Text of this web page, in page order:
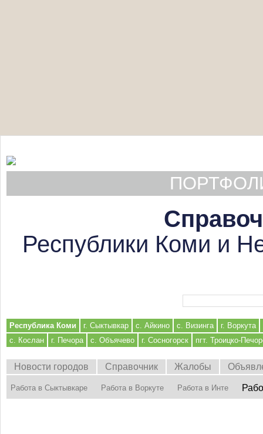
Республики Коми и
Республика Коми г. Сыктывкар с. Айкино с. Визинга
г. Воркута
с. Кослан
г. Печора с. Объячево г. Сосногорск пгт. Троицко-
Новости городов Справочник Жалобы
Работа в Сыктывкаре Работа в Воркуте Работа в Инте